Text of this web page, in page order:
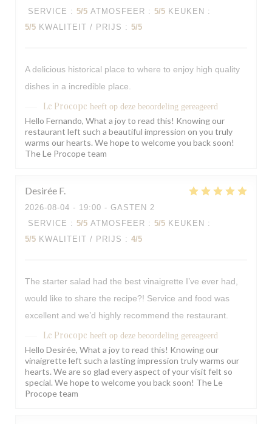
SERVICE : 5/5 ATMOSFEER : 5/5 KEUKEN :
5/5 KWALITEIT / PRIJS : 5/5
A delicious historical place to where to enjoy high quality
dishes in a incredible place.
Le Procope heeft op deze beoordeling gereageerd
Hello Fernando, What a joy to read this! Knowing our
restaurant left such a beautiful impression on you truly
warms our hearts. We hope to welcome you back soon!
The Le Procope team
Desirée F
2026-08-04 - 19:00 - GASTEN 2
SERVICE : 5/5 ATMOSFEER : 5/5 KEUKEN :
5/5 KWALITEIT / PRIJS : 4/5
The starter salad had the best vinaigrette I’ve ever had,
would like to share the recipe?! Service and food was
excellent and we’d highly recommend the restaurant.
Le Procope heeft op deze beoordeling gereageerd
Hello Desirée, What a joy to read this! Knowing our
vinaigrette left such a lasting impression truly warms our
hearts. We are so glad every aspect of your visit felt so
special. We hope to welcome you back soon! The Le
Procope team